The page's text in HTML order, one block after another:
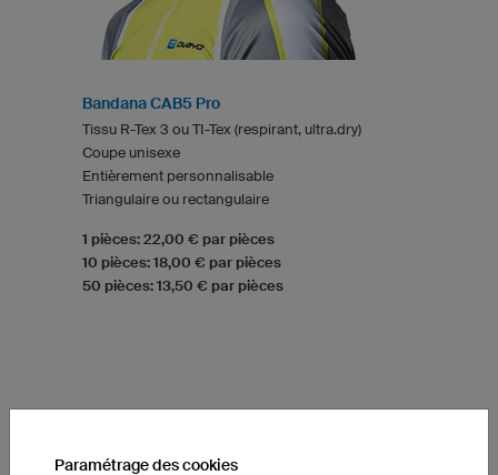
Bandana CAB5 Pro
Tissu R-Tex 3 ou TI-Tex (respirant, ultra.dry)
Coupe unisexe
Entièrement personnalisable
Triangulaire ou rectangulaire
1 pièces: 22,00 € par pièces
10 pièces: 18,00 € par pièces
50 pièces: 13,50 € par pièces
Paramétrage des cookies